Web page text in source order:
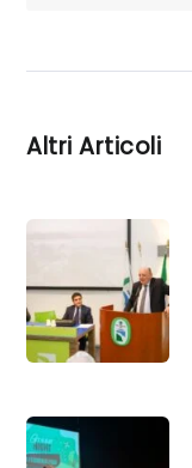
Altri Articoli